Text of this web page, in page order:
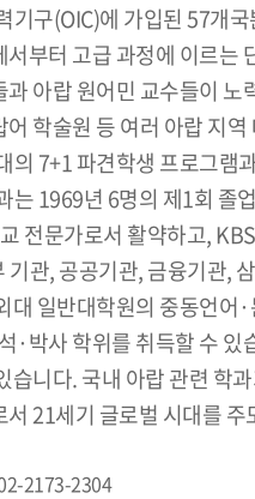
기구(OIC)에 가입된 57개
부터 고급 과정에 이르는
과 아랍 원어민 교수들이
학술원 등 여러 아랍 지
의 7+1 파견학생 프로그램
는 1969년 6명의 제1회 졸
전문가로서 활약하고,
관, 공공기관, 금융기관,
대 일반대학원의 중동언
·박사 학위를 취득할 수
습니다. 국내 아랍 관련 학
21세기 글로벌 시대를
2173-2304